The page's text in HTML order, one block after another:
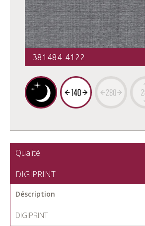
381484-4122
Qualité
DIGIPRINT
Déscription
DIGIPRINT